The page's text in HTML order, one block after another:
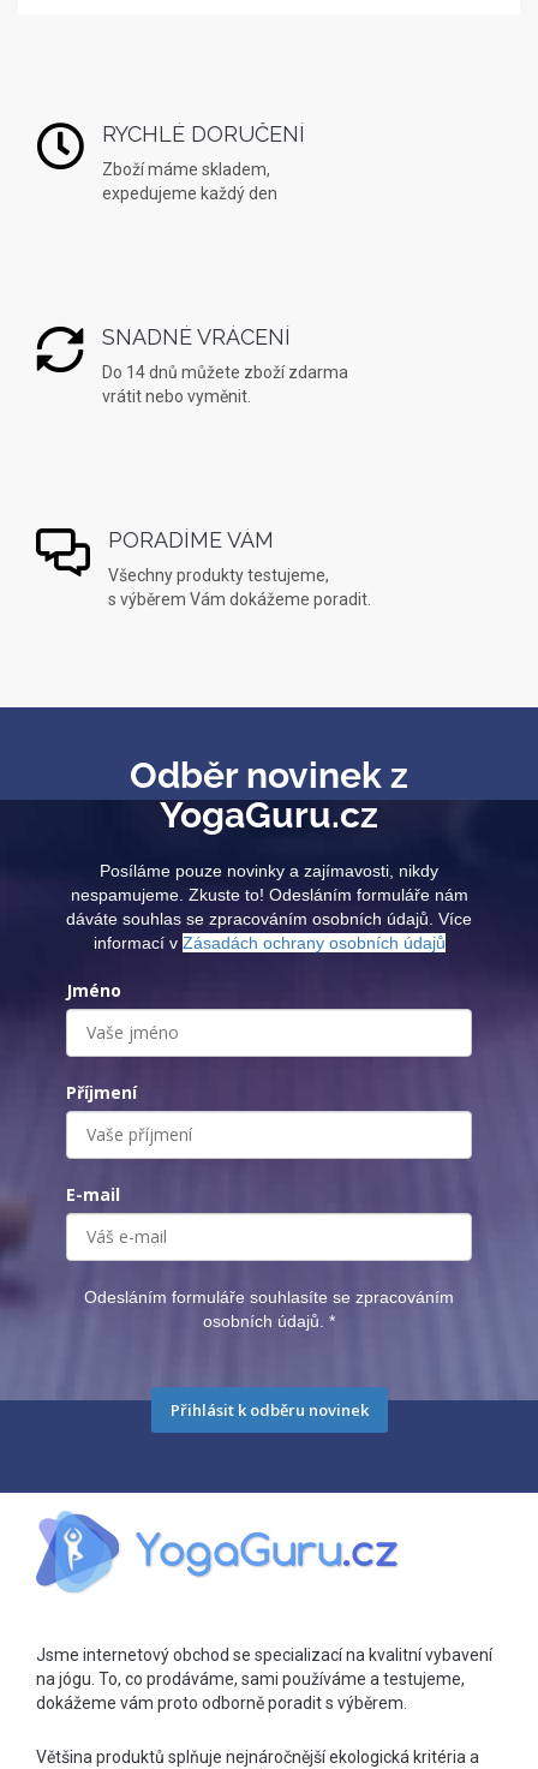
RYCHLÉ DORUČENÍ
Zboží máme skladem,
expedujeme každý den
SNADNÉ VRÁCENÍ
Do 14 dnů můžete zboží zdarma
vrátit nebo vyměnit.
PORADÍME VÁM
Všechny produkty testujeme,
s výběrem Vám dokážeme poradit.
Odběr novinek z
YogaGuru.cz
Posíláme pouze novinky a zajímavosti, nikdy
nespamujeme. Zkuste to! Odesláním formuláře nám
dáváte souhlas se zpracováním osobních údajů. Více
informací v Zásadách ochrany osobních údajů
Jméno
Příjmení
E-mail
Odesláním formuláře souhlasíte se zpracováním
osobních údajů. *
Přihlásit k odběru novinek
Jsme internetový obchod se specializací na kvalitní vybavení
na jógu. To, co prodáváme, sami používáme a testujeme,
dokážeme vám proto odborně poradit s výběrem.
Většina produktů splňuje nejnáročnější ekologická kritéria a